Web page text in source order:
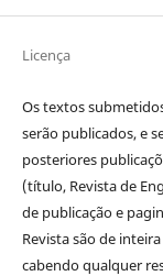
Licença
Os textos
serão publicados, e
posteriores
(título, Revista de
de publicação e
Revista são de
cabendo qualquer